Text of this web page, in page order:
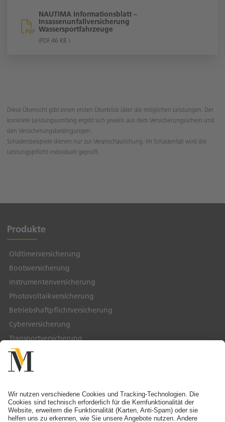
NAUTIMA Informationsblatt –
Insassenunfallversicherung
Wassersportfahrzeuge
(PDF 46 KB )
Diese Übersicht gibt einen ersten Überblick über die möglichen Leistungen. Der
konkrete Leistungsumfang ergibt sich jeweils aus dem Versicherungsschein und
den Versicherungsbedingungen.
Schadenbeispiele dienen nur zur Veranschaulichung. Im Schadenfall wird die
Leistungspflicht individuell geprüft.
Produkte
Oldtimerversicherung
Bootsversicherung
Instrumentenversicherung
Photovoltaikversicherung
Betriebshaftpflichtversicherung
Cyberversicherung
Transportversicherung
Service & Kontakt
Ansprechpartner finden
Schaden melden